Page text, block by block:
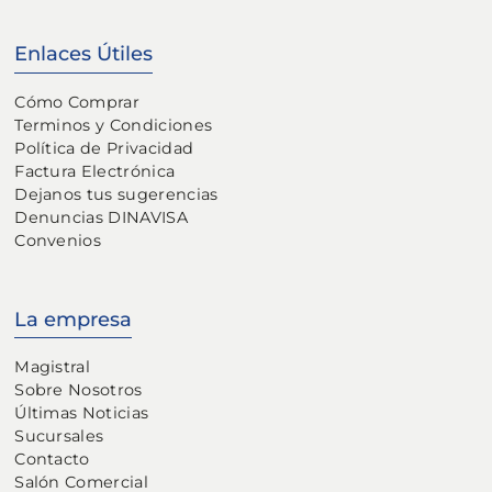
Enlaces Útiles
Cómo Comprar
Terminos y Condiciones
Política de Privacidad
Factura Electrónica
Dejanos tus sugerencias
Denuncias DINAVISA
Convenios
La empresa
Magistral
Sobre Nosotros
Últimas Noticias
Sucursales
Contacto
Salón Comercial